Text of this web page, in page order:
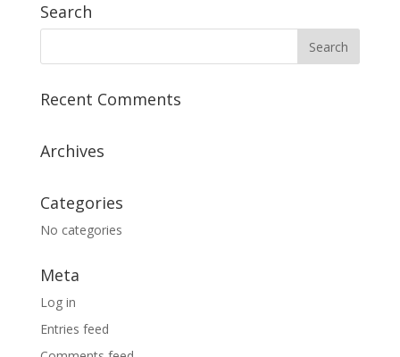
Search
Recent Comments
Archives
Categories
No categories
Meta
Log in
Entries feed